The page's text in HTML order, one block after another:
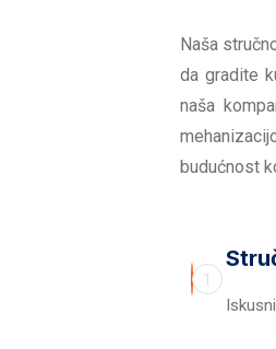
Naša
da gradite
naša
budućnost
1